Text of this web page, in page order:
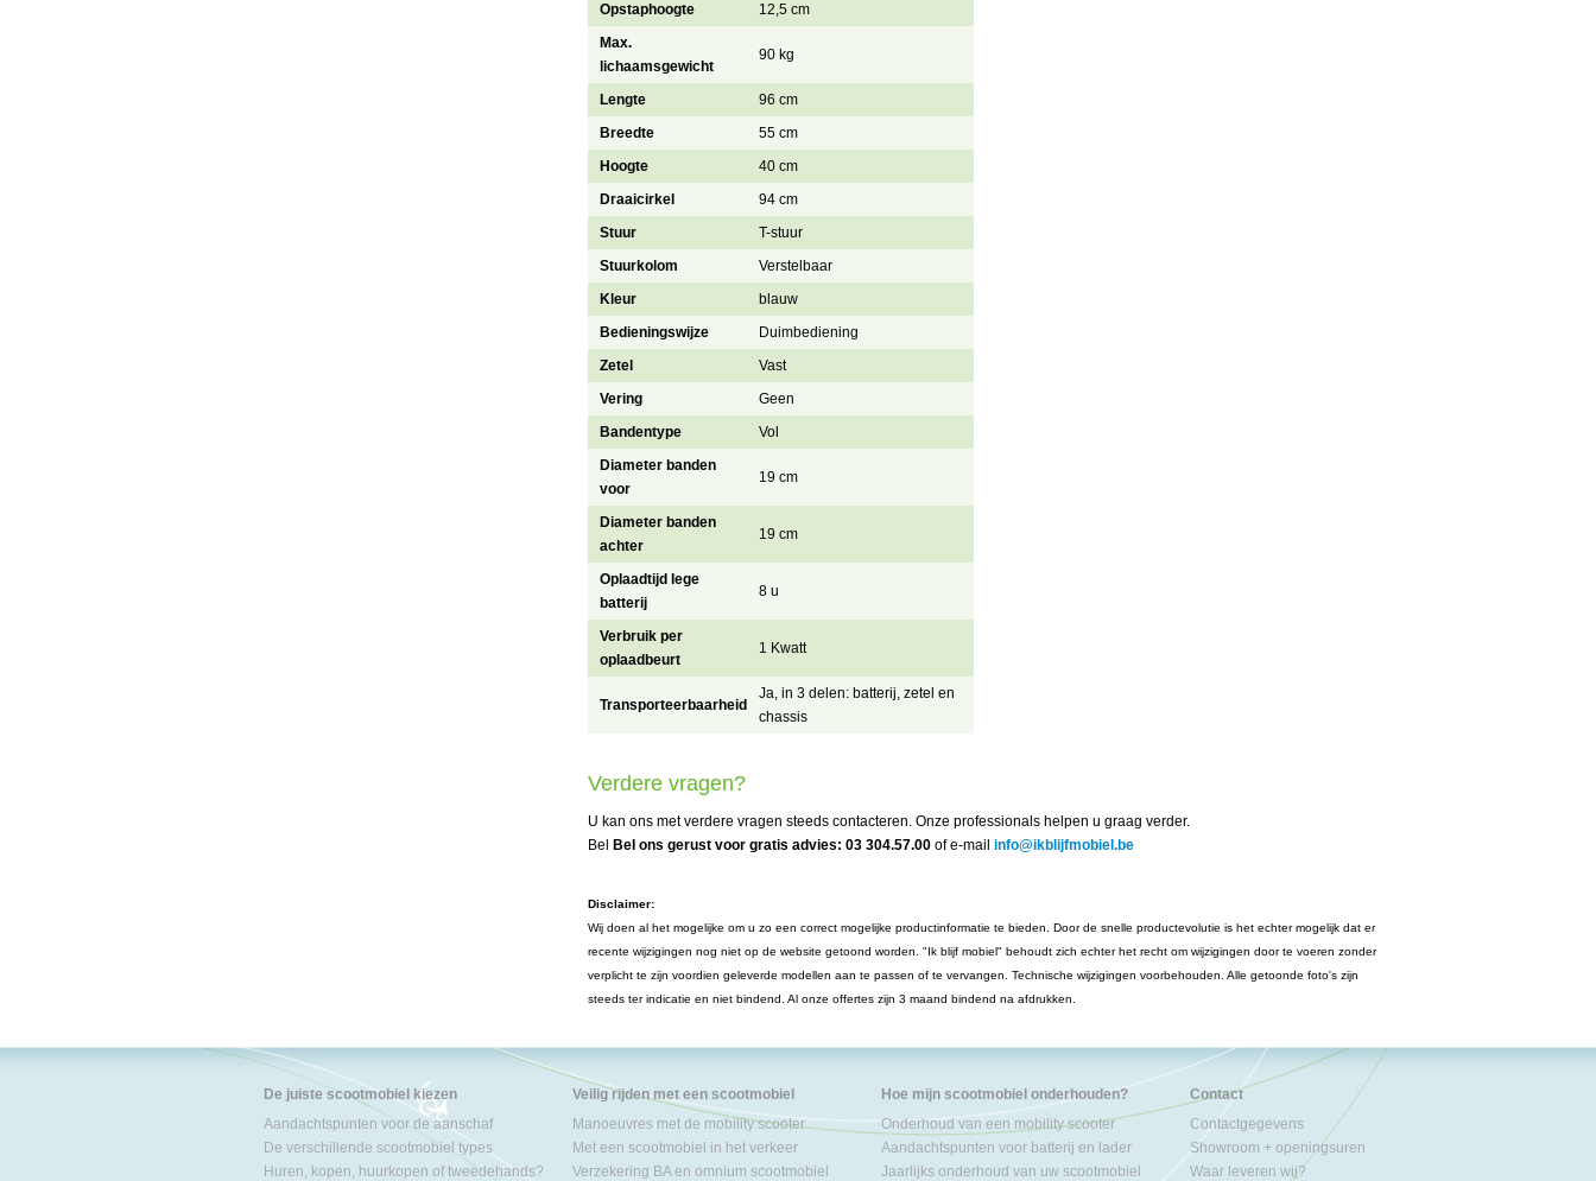
Opstaphoogte
12,5 cm
Max.
lichaamsgewicht
90 kg
Lengte
96 cm
Breedte
55 cm
Hoogte
40 cm
Draaicirkel
94 cm
Stuur
T-stuur
Stuurkolom
Verstelbaar
Kleur
blauw
Bedieningswijze
Duimbediening
Zetel
Vast
Vering
Geen
Bandentype
Vol
Diameter banden
voor
19 cm
Diameter banden
achter
19 cm
Oplaadtijd lege
batterij
8 u
Verbruik per
oplaadbeurt
1 Kwatt
Transporteerbaarheid
Ja, in 3 delen: batterij, zetel en
chassis
Verdere vragen?
U kan ons met verdere vragen steeds contacteren. Onze professionals helpen u graag verder.
Bel
Bel ons gerust voor gratis advies: 03 304.57.00 of e-mail info@ikblijfmobiel.be
Disclaimer:
Wij doen al het mogelijke om u zo een correct mogelijke productinformatie te bieden. Door de snelle productevolutie is het echter mogelijk dat er
recente wijzigingen nog niet op de website getoond worden. "Ik blijf mobiel" behoudt zich echter het recht om wijzigingen door te voeren zonder
verplicht te zijn voordien geleverde modellen aan te passen of te vervangen. Technische wijzigingen voorbehouden. Alle getoonde foto's zijn
steeds ter indicatie en niet bindend. Al onze offertes zijn 3 maand bindend na afdrukken.
De juiste scootmobiel kiezen
Aandachtspunten voor de aanschaf
De verschillende scootmobiel types
Huren, kopen, huurkopen of tweedehands?
Veilig rijden met een scootmobiel
Manoeuvres met de mobility scooter
Met een scootmobiel in het verkeer
Verzekering BA en omnium scootmobiel
Hoe mijn scootmobiel onderhouden?
Onderhoud van een mobility scooter
Aandachtspunten voor batterij en lader
Jaarlijks onderhoud van uw scootmobiel
Contact
Contactgegevens
Showroom + openingsuren
Waar leveren wij?